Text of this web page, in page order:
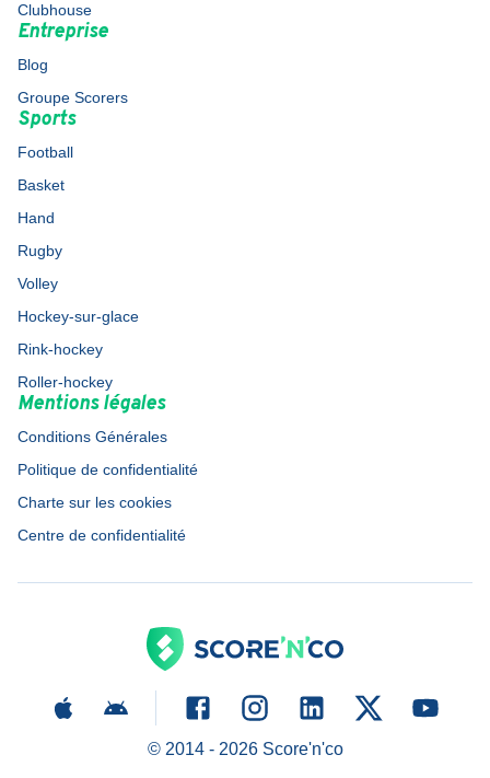
Clubhouse
Entreprise
Blog
Groupe Scorers
Sports
Football
Basket
Hand
Rugby
Volley
Hockey-sur-glace
Rink-hockey
Roller-hockey
Mentions légales
Conditions Générales
Politique de confidentialité
Charte sur les cookies
Centre de confidentialité
© 2014 - 2026Score'n'co